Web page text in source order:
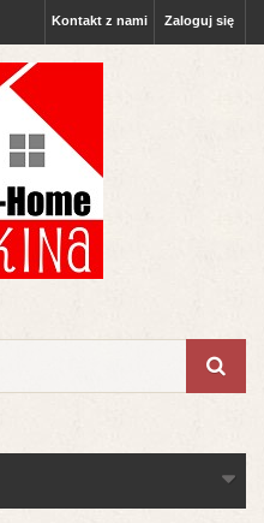
Zaloguj się
Kontakt z nami